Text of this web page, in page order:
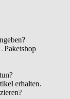
Paketshop
erhalten.